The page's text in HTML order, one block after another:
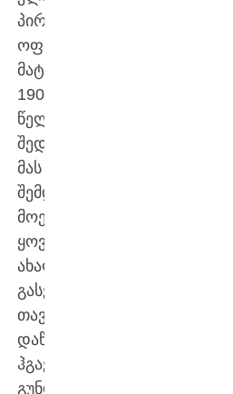
პირველი
ოფიციალური
მატჩი
1902
წელს
შედგა.
მას
შემდეგ
მოედანზე
ყოველი
ახალი
გასვლა
თავის
დაწერას
ჰგავს.
გუნდებს